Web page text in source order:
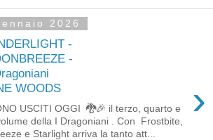
2026
-
-
WOODS
›
USCITI OGGI 🐉🎉 il terzo, quarto e
della I Dragoniani . Con Frostbite,
e Starlight arriva la tanto att...